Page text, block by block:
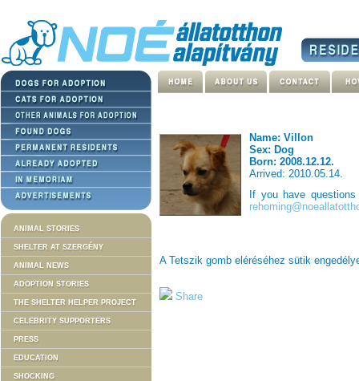
ANIMAL STORIES
SHELTER AT SZERGÉNY
ANIMAL NEWS
ADOPTION STORIES
THE SHELTER HELPER PROJECT
CELEBRITY SUPPORTERS
PRESS
EDUCATION
SHOCKING
Name: Villon
Sex: Dog
Born: 2008.12.12.
Arrived: 2010.05.14.
If you have
A Tetszik gomb eléréséhez sütik
Share